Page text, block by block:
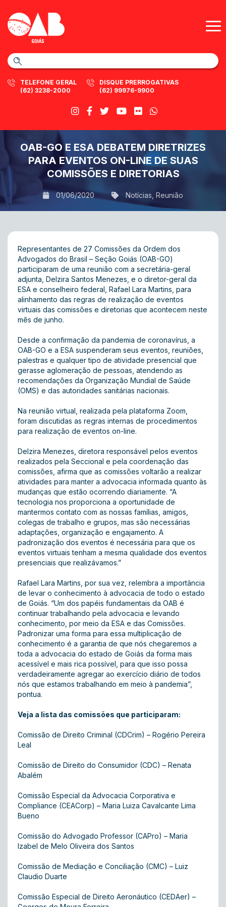
TELEFONE GERAL
(62) 3238-2000
DISQUE PRERROGATIVAS
(62) 99976-9900
OAB-GO E ESA DEBATEM DIRETRIZES
PARA EVENTOS ON-LINE DE SUAS
COMISSÕES E DIRETORIAS
01/06/2020 Notícias Reunião
Representantes de 27 Comissões da Ordem dos
Advogados do Brasil – Seção Goiás (OAB-GO)
participaram de uma reunião com a secretária-geral
adjunta, Delzira Santos Menezes, e o diretor-geral da
ESA e conselheiro federal, Rafael Lara Martins, para
alinhamento das regras de realização de eventos
virtuais das comissões e diretorias que acontecem neste
mês de junho.
Desde a confirmação da pandemia de coronavírus, a
OAB-GO e a ESA suspenderam seus eventos, reuniões,
palestras e qualquer tipo de atividade presencial que
gerasse aglomeração de pessoas, atendendo as
recomendações da Organização Mundial de Saúde
(OMS) e das autoridades sanitárias nacionais.
Na reunião virtual, realizada pela plataforma Zoom,
foram discutidas as regras internas de procedimentos
para realização de eventos on-line.
Delzira Menezes, diretora responsável pelos eventos
realizados pela Seccional e pela coordenação das
comissões, afirma que as comissões voltarão a realizar
atividades para manter a advocacia informada quanto às
mudanças que estão ocorrendo diariamente. “A
tecnologia nos proporciona a oportunidade de
mantermos contato com as nossas famílias, amigos,
colegas de trabalho e grupos, mas são necessárias
adaptações, organização e engajamento. A
padronização dos eventos é necessária para que os
eventos virtuais tenham a mesma qualidade dos eventos
presenciais que realizávamos.”
Rafael Lara Martins, por sua vez, relembra a importância
de levar o conhecimento à advocacia de todo o estado
de Goiás. “Um dos papéis fundamentais da OAB é
continuar trabalhando pela advocacia e levando
conhecimento, por meio da ESA e das Comissões.
Padronizar uma forma para essa multiplicação de
conhecimento é a garantia de que nós chegaremos a
toda a advocacia do estado de Goiás da forma mais
acessível e mais rica possível, para que isso possa
verdadeiramente agregar ao exercício diário de todos
nós que estamos trabalhando em meio à pandemia”,
pontua.
Veja a lista das comissões que participaram:
Comissão de Direito Criminal (CDCrim) – Rogério Pereira
Leal
Comissão de Direito do Consumidor (CDC) – Renata
Abalém
Comissão Especial da Advocacia Corporativa e
Compliance (CEACorp) – Maria Luiza Cavalcante Lima
Bueno
Comissão do Advogado Professor (CAPro) – Maria
Izabel de Melo Oliveira dos Santos
Comissão de Mediação e Conciliação (CMC) – Luiz
Claudio Duarte
Comissão Especial de Direito Aeronáutico (CEDAer) –